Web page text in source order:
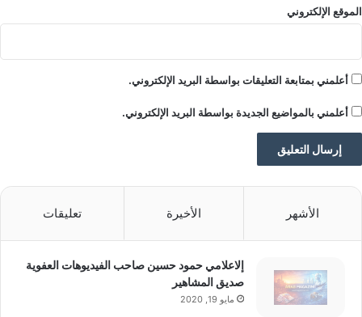
الموقع الإلكتروني
أعلمني بمتابعة التعليقات بواسطة البريد الإلكتروني.
أعلمني بالمواضيع الجديدة بواسطة البريد الإلكتروني.
الأشهر الأخيرة تعليقات
إلاعلامي حمود حسين صاحب الفيديوهات العفوية
صديق المشاهير
مايو 19, 2020